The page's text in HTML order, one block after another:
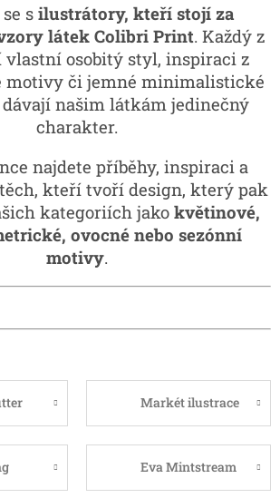
silustrátory, kteří stojí za
látek Colibri Print. Každý z
osobitý styl, inspiraci z
motivy či jemné minimalistické
našim látkám jedinečný
charakter.
najdete příběhy, inspiraci a
kteří tvoří design, který pak
kategoriích jako květinové,
ovocné nebo sezónní
motivy.
Markét ilustrace
Eva Mintstream